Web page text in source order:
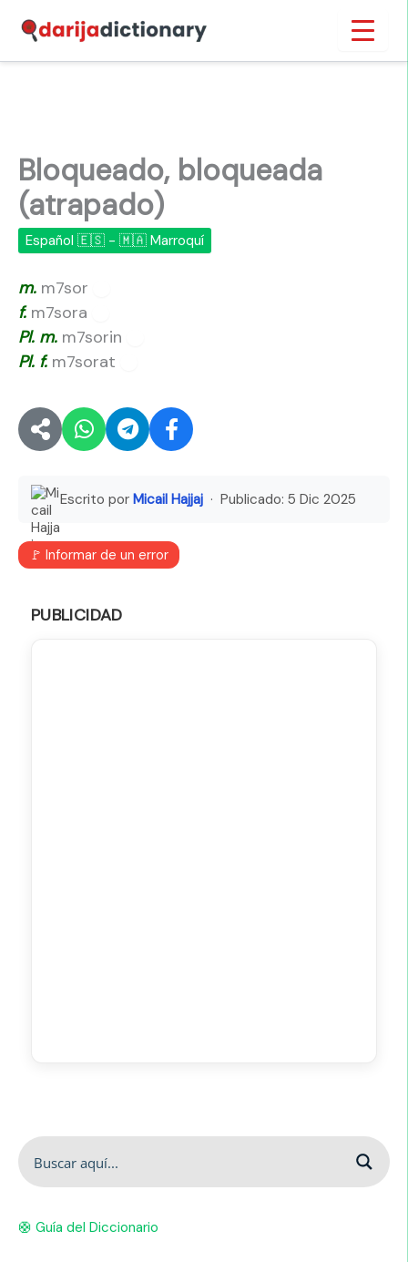
contenido
Inicio › Bloqueado, bloqueada (atrapado)
Bloqueado, bloqueada
(atrapado)
Español 🇪🇸 - 🇲🇦 Marroquí
m. m7sor
f.m7sora
Pl. m. m7sorin
Pl. f.m7sorat
Escrito por Micail Hajjaj · Publicado: 5 Dic 2025
🚩 Informar de un error
PUBLICIDAD
🛟 Guía del Diccionario